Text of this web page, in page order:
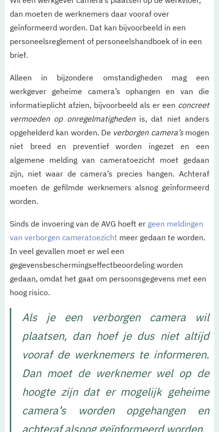
dan moeten de werknemers daar vooraf over
geïnformeerd worden. Dat kan bijvoorbeeld in een
personeelsreglement of personeelshandboek of in een
brief.
Alleen in bijzondere omstandigheden mag een
werkgever geheime camera’s ophangen en van die
informatieplicht afzien, bijvoorbeeld als er een concreet
vermoeden op onregelmatighedenis, dat niet anders
opgehelderd kan worden. De verborgen camera’smogen
niet breed en preventief worden ingezet en een
algemene melding van cameratoezicht moet gedaan
zijn, niet waar de camera’s precies hangen. Achteraf
moeten de gefilmde werknemers alsnog geïnformeerd
worden.
Sinds de invoering van de AVG hoeft er geen meldingen
van verborgen cameratoezicht meer gedaan te worden.
In veel gevallen moet er wel een
gegevensbeschermingseffectbeoordeling worden
gedaan, omdat het gaat om persoonsgegevens met een
hoog risico.
Als je een verborgen camera wil
plaatsen, dan hoef je dus niet altijd
vooraf de werknemers te informeren.
Dan moet de werknemer wel op de
hoogte zijn dat er mogelijk geheime
camera’s worden opgehangen en
achteraf alsnog geïnformeerd worden.